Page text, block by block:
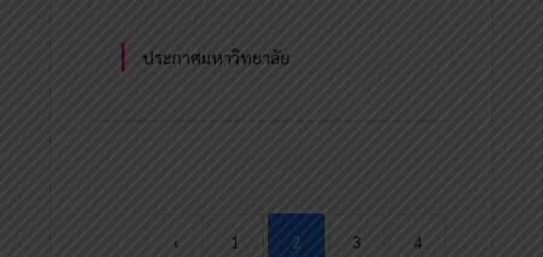
ประกาศมหาวิทยาลัย
‹ 1 2 3 4